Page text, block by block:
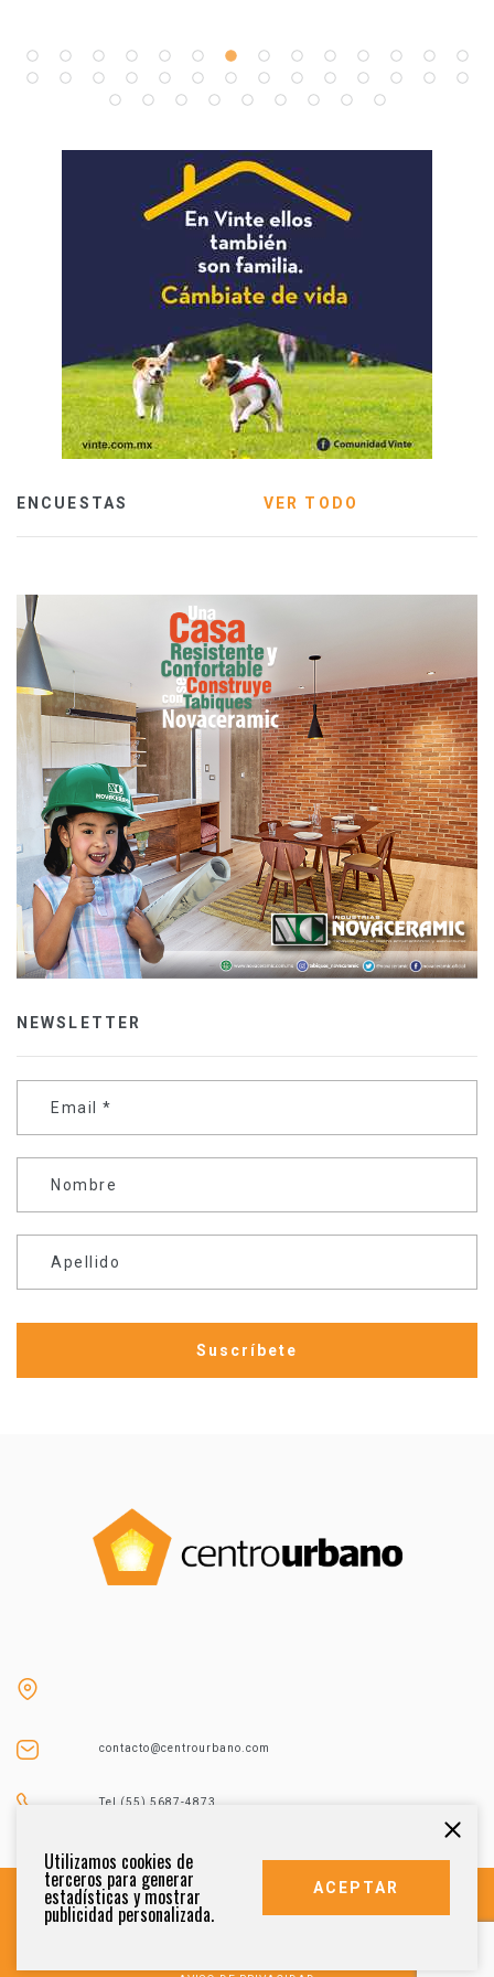
ENCUESTAS VER TODO
NEWSLETTER
Email *
Nombre
Apellido
contacto@centrourbano.com
Tel (55) 5687-4873
Utilizamos cookies de
terceros para generar
estadísticas y mostrar
publicidad personalizada.
ACEPTAR